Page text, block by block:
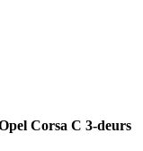
Corsa C 3-deurs